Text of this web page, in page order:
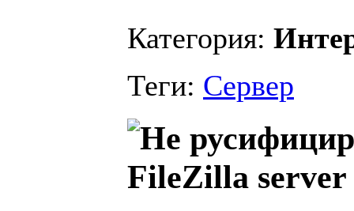
Категория:
Теги: Сервер
FileZilla server